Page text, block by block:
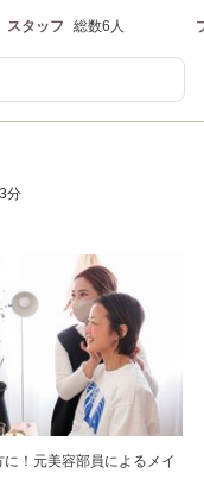
スタッフ 総数6人
分
！元美容部員によるメイ